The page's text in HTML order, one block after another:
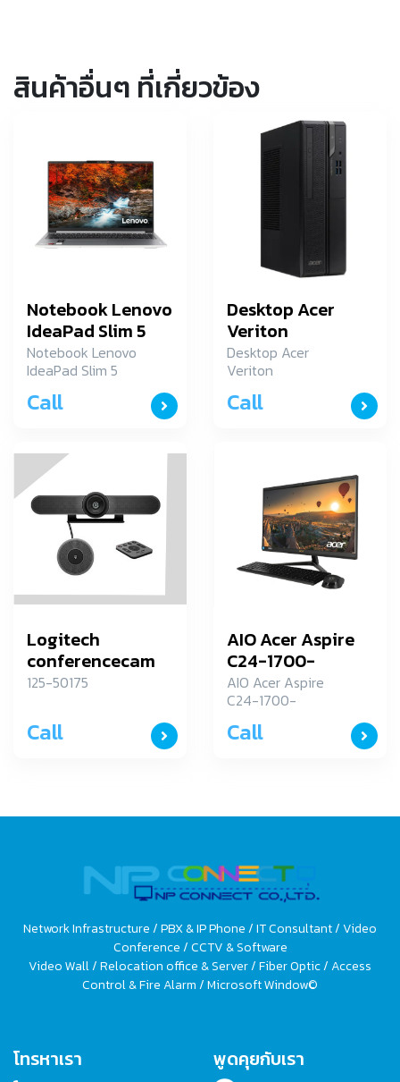
สินค้าอื่นๆ ที่เกี่ยวข้อง
Notebook Lenovo
IdeaPad Slim 5
16ABR8
82XG004NTA
Notebook Lenovo
IdeaPad Slim 5
82XG004NTA
Call
Desktop Acer
Veriton
VS2690G/T004
Desktop Acer
Veriton
Call
Logitech
conferencecam
MEETUP
125-50175
Call
AIO Acer Aspire
C24-1700-
1218G0T23Mi/T001
AIO Acer Aspire
C24-1700-
Call
Network Infrastructure / PBX & IP Phone / IT Consultant / Video
Conference / CCTV & Software
Video Wall / Relocation office & Server / Fiber Optic / Access
Control & Fire Alarm / Microsoft Window©
โทรหาเรา พูดคุยกับเรา